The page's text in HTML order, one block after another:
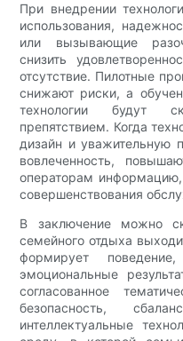
При внедрении
использования,
или вызывающие
снизить
отсутствие. Пилотные
снижают риски, а
технологии будут
препятствием. Когда
дизайн и уважительную
вовлеченность,
операторам
совершенствования
В заключение можно
семейного отдыха
формирует
эмоциональные
согласованное
безопасность,
интеллектуальные